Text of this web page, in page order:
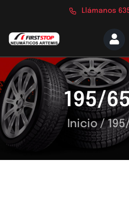
contenido
Llámanos
Inicio
Nosotros
Servicios
Tienda
195/
Inicio /